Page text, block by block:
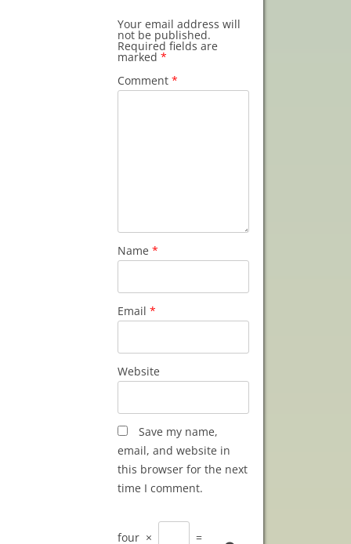
Your email address will
not be published.
Required fields are
marked *
Comment *
Name *
Email *
Website
Save my name,
email, and website in
this browser for the next
time I comment.
four × =